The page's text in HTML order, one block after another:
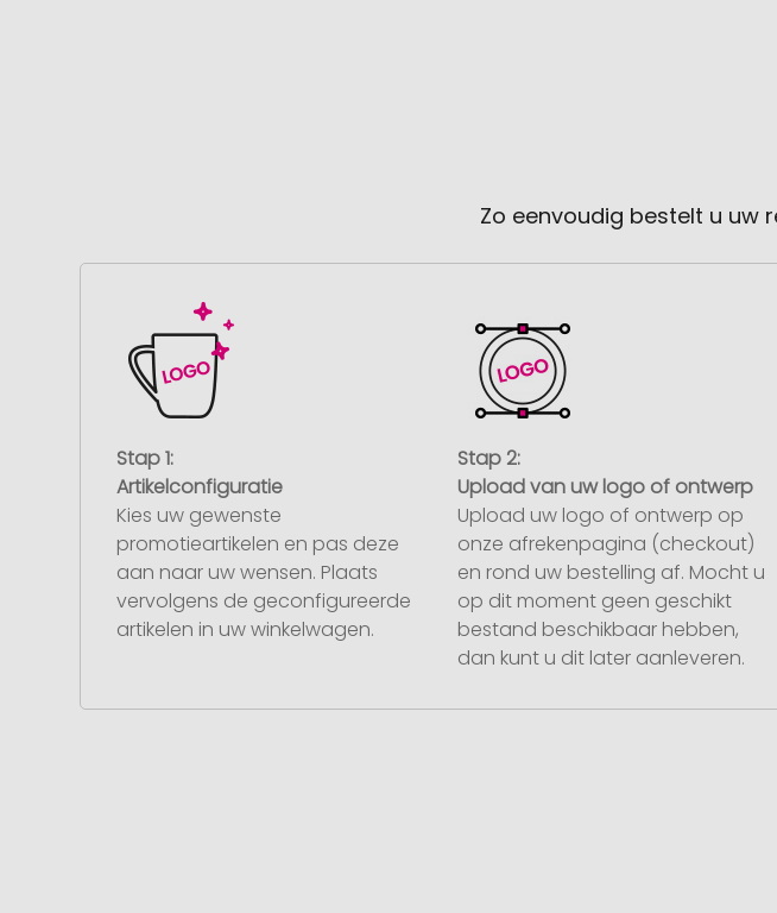
Zo eenvoudig bestelt u uw
Stap 1:
Artikelconfiguratie
Kies uw gewenste
promotieartikelen en pas deze
aan naar uw wensen. Plaats
vervolgens de geconfigureerde
artikelen in uw winkelwagen.
Stap 2:
Upload van uw logo of ontwerp
Upload uw logo of ontwerp op
onze afrekenpagina (checkout)
en rond uw bestelling af. Mocht u
op dit moment geen geschikt
bestand beschikbaar hebben,
dan kunt u dit later aanleveren.